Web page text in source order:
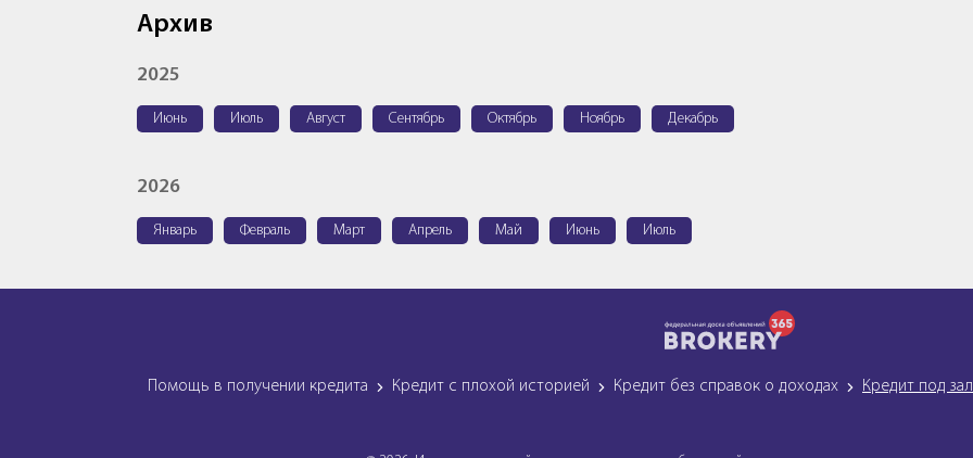
Архив
2025
Июнь Июль Август Сентябрь Октябрь Ноябрь Декабрь
2026
Январь Февраль Март Апрель Май Июнь Июль
Помощь в получении кредита Кредит с плохой историей Кредит без справок о доходах Кредит под